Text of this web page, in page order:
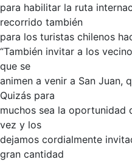
para habilitar la ruta
recorrido también
para los turistas chilenos
“También invitar a los
que se
animen a venir a San Juan,
Quizás para
muchos sea la oportunidad
vez y los
dejamos cordialmente
gran cantidad